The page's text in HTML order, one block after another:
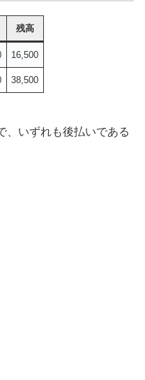
残高
16,500
38,500
、いずれも後払いである